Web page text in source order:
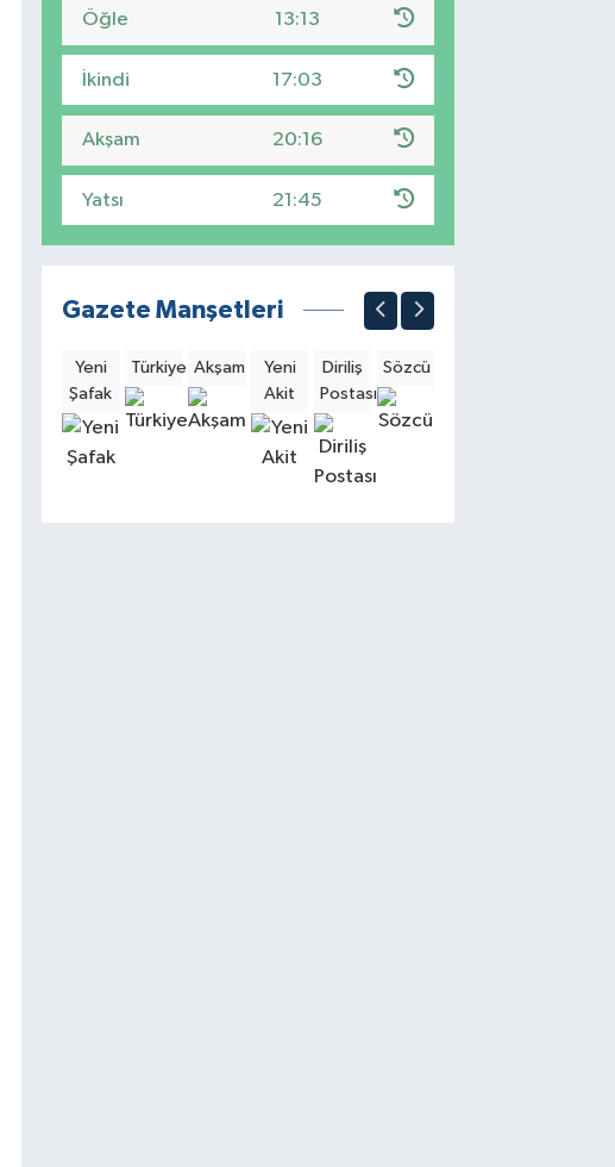
Öğle 13:13
İkindi 17:03
Akşam 20:16
Yatsı 21:45
Gazete Manşetleri
Yeni
Şafak
Türkiye Akşam
Yeni
Akit
Diriliş
Postası
Sözcü